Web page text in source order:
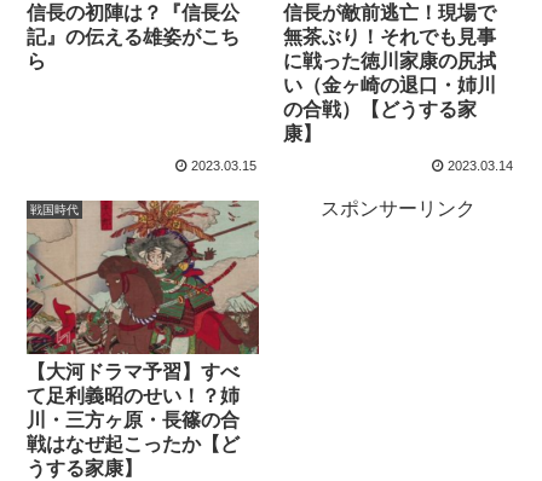
信長の初陣は？『信長公
記』の伝える雄姿がこち
ら
2023.03.15
信長が敵前逃亡！現場で
無茶ぶり！それでも見事
に戦った徳川家康の尻拭
い（金ヶ崎の退口・姉川
の合戦）【どうする家
康】
2023.03.14
戦国時代
【大河ドラマ予習】すべ
て足利義昭のせい！？姉
川・三方ヶ原・長篠の合
戦はなぜ起こったか【ど
うする家康】
スポンサーリンク